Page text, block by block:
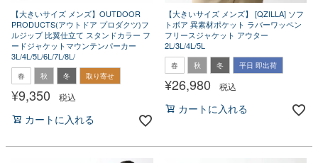
【大きいサイズ メンズ】OUTDOOR
PRODUCTS(アウトドア プロダクツ)フ
ルジップ 比翼仕立て スタンドカラー フ
ードジャケットマウンテンパーカー
3L/4L/5L/6L/7L/8L/
春 秋 冬 取り寄せ
¥9,350 税込
カートに入れる
【大きいサイズ メンズ】 [QZILLA] ソフ
トボア 異素材ポケット ラバーワッペン
フリースジャケット アウター
2L/3L/4L/5L
春 秋 冬 平日 即出荷
¥26,980 税込
カートに入れる